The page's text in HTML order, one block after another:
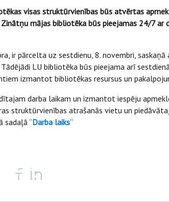
visas struktūrvienības būs atvērtas
mājas bibliotēka būs pieejamas 24/7 ar
ir pārcelta uz sestdienu, 8. novembri, saskaņā
LU bibliotēka būs pieejama arī
izmantot bibliotēkas resursus un
darba laikam un izmantot iespēju
struktūrvienības atrašanās vietu un
sadaļā “Darba laiks”